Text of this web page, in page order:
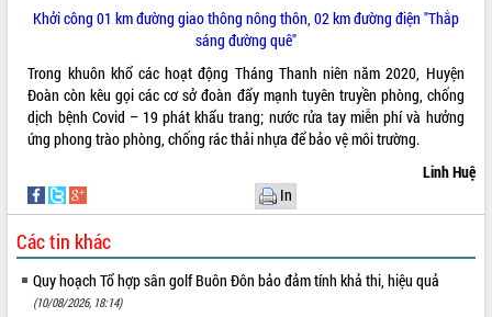
Nam Anh hùng” và trao Huân chương
UBND tỉnh Đắk Lắk triển khai nhiệm
vụ 6 tháng cuối năm 2026
Kỳ họp thứ Hai, Hội đồng nhân dân
tỉnh khóa XI quyết nghị nhiều nội dung
Bí thư Tỉnh ủy Lương Nguyễn Minh
Triết thăm, tặng quà người có công với
cách mạng
Rà soát, hoàn thiện hệ thống thiết chế
văn hóa, thể thao đáp ứng yêu cầu
phát triển mới
ALBUM ẢNH
LIÊN KẾT WEB
Khởi công 01 km đường giao thông nông thôn, 02 km đường điện "Thắp
sáng đường quê"
Trong khuôn khổ các hoạt động Tháng Thanh niên năm 2020, Huyện
Đoàn còn kêu gọi các cơ sở đoàn đẩy mạnh tuyên truyền phòng, chống
dịch bệnh Covid – 19 phát khẩu trang; nước rửa tay miễn phí và hưởng
ứng phong trào phòng, chống rác thải nhựa để bảo vệ môi trường.
Linh Huệ
In
Các tin khác
Quy hoạch Tổ hợp sân golf Buôn Đôn bảo đảm tính khả thi, hiệu quả
(10/08/2026, 18:14)